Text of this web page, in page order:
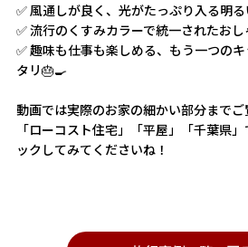
✅ 風通しが良く、光がたっぷり入る明
✅ 流行のくすみカラーで統一されたお
✅ 趣味も仕事も楽しめる、もう一つの
タリ🎂🍳
動画では実際のお家の細かい部分まで
「ローコスト住宅」「平屋」「千葉県
ックしてみてくださいね！